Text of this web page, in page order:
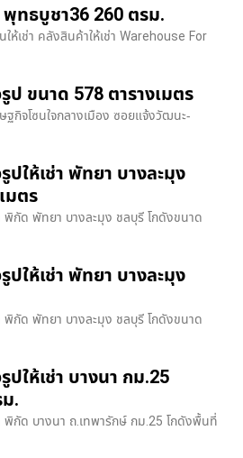
พุทธบูชา36 260 ตรม.
ให้เช่า คลังสินค้าให้เช่า Warehouse For
ป ขนาด 578 ตารางเมตร
กิจโซนใจกลางเมือง ซอยแจ้งวัฒนะ-
ปให้เช่า พัทยา บางละมุง
มตร
พิกัด พัทยา บางละมุง ชลบุรี โกดังขนาด
ปให้เช่า พัทยา บางละมุง
พิกัด พัทยา บางละมุง ชลบุรี โกดังขนาด
ปให้เช่า บางนา กม.25
.
พิกัด บางนา​ ถ.เทพารักษ์ กม.25 โกดังพื้นที่